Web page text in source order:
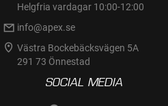
Helgfria vardagar 10:00-12:00
info@apex.se
Västra Bockebäcksvägen 5A
291 73 Önnestad
SOCIAL MEDIA